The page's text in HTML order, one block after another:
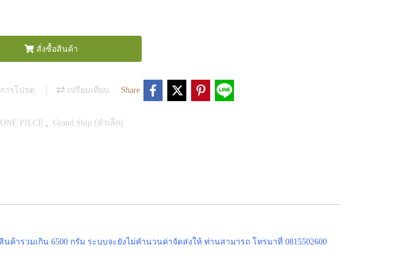
สั่งซื้อสินค้า
ารโปรด เปรียบเทียบ Share
ONE PIECE Grand Ship (ลำเล็ก)
รวมเกิน 6500 กรัม ระบบจะยังไม่คำนวนค่าจัดส่งให้ ท่านสามารถ โทรมาที่ 0815502600